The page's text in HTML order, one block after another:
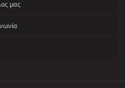
μας